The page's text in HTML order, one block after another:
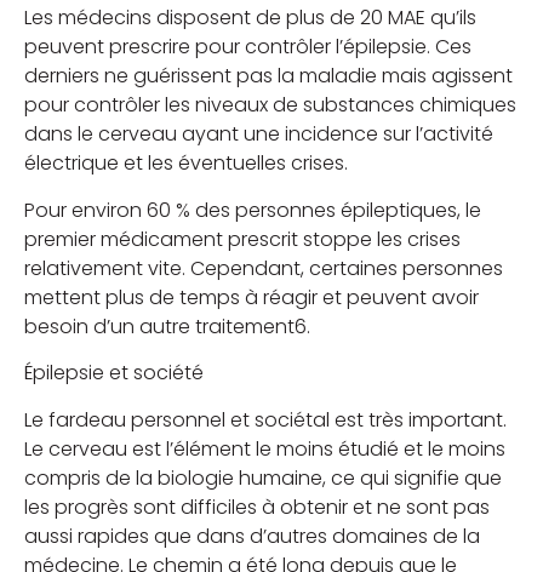
Les médecins disposent de plus de 20 MAE qu’ils
peuvent prescrire pour contrôler l’épilepsie. Ces
derniers ne guérissent pas la maladie mais agissent
pour contrôler les niveaux de substances chimiques
dans le cerveau ayant une incidence sur l’activité
électrique et les éventuelles crises.
Pour environ 60 % des personnes épileptiques, le
premier médicament prescrit stoppe les crises
relativement vite. Cependant, certaines personnes
mettent plus de temps à réagir et peuvent avoir
besoin d’un autre traitement6.
Épilepsie et société
Le fardeau personnel et sociétal est très important.
Le cerveau est l’élément le moins étudié et le moins
compris de la biologie humaine, ce qui signifie que
les progrès sont difficiles à obtenir et ne sont pas
aussi rapides que dans d’autres domaines de la
médecine. Le chemin a été long depuis que le